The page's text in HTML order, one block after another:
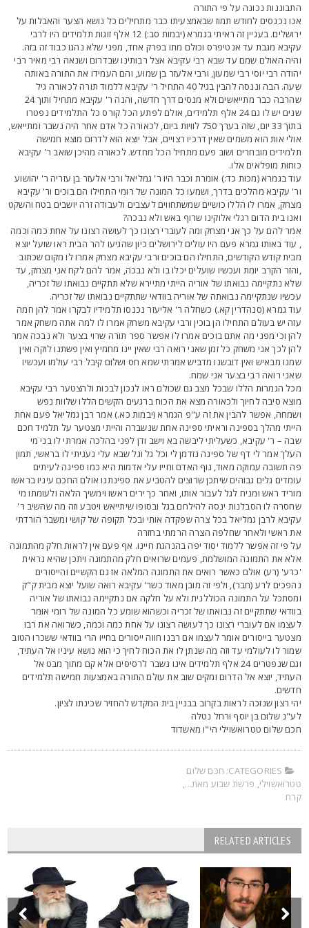
נכונה על פי התורה
נכנסים לחודש תמוז שבאמצעיתו כבר מתחילים כל נושא הצער והאבלות על
ירושלים. בעניין זה ראיתי בגמרא (יבמות סב:) 12 אלף זוגות תלמידים היו לרבי
מגבת עד אנטיפרס וכולם מתו בפרק אחד, מפני שלא נהגו כבוד זה בזה.
האולם שמם עד שבא רבי עקיבא אצל רבותינו שבדרום ושנאה רבי מאיר רבי
רבי יוסי רבי שמעון, ורבי אלעזר בן שמוע, והם העמידו את התורה באותה
שעה. הבה וננסה להבין בגיל 40 התחיל ר' עקיבא ללמוד תורה לכאורה גיל
שהרבה כבר מתייאשים ולא מנסים דרך חדשה, והנה ר' עקיבא מתחיל ותוך 24
שנים יש לו גם 24 אלף תלמידים, אולם לפתע הכל קורס כל התלמידים נפטרו
בתוך 33 יום, שזה בערך 750 לוויות ביום, לכאורה כל אדם אחר היה נשבר ומתייאש,
אות הוא משמים שאין דרכיו רצויים, אבל יוצא הוא לדרום מוצא חמישה
מובחרים ושוב פעם מתחיל הכל מחדש. לכאורה מהיכן שואב ר' עקיבא
מופלאים אלו.
בגמרא (מכות כד:) אומרת וכבר היו ר' גמליאל ורבי אלעזר בן עזריה ר' יהושוע
עקיבא מהלכים בדרך, ושמעו כל המונה של רומי התחילו הם בוכים ור' עקיבא
אמרו לו הללו כושיים שמשתחווים לעצבים ולעבודה זרה יושבים בטח והשקט
בית הדום רגלי אלוקינו שרוף באש ולא נבכה?
להם על כך אני מצחק ומה לעוברי רצונו כך לעושה רצונו על אחת כמה וכמה
עוד באותו גמרא פעם היו עולים לירושלים כיון שהגיעו להר הבית ראו שועל יוצא
קודש הקודשים, התחילו הם בוכים ורבי עקיבא מצחק אמרו לו מקום שכתוב
הקרב יומת ועכשיו שועלים יכלו בו ולא נבכה, אמר להם לקח אני מצחק, עד
נתקיימה נבואתו של אוריה הייתי מתיירא שלא תתקיים נבואתו של זכריה,
שנתקיימה נבואתה של אוריה בוודאי שתתקיים נבואתו של זכריה.
גמרא (סנהדרין קא.) כשחלה ר' אליעזר נכנסו תלמידיו לבקרו אמר להן חמה
יש בעולם התחילו הן בוכין ורבי עקיבא משחק אמרו לו למה אתה משחק אמר
וכי מפני מה אתם בוכים אמרו לו אפשר ספר תורה שרוי בצער ולא נבכה אמר
לכך אני משחק כל זמן שאני רואה רבי שאין יינו מחמיץ ואין פשתנו לוקה ואין
מבאיש ואין דובשנו מדביש אמרתי שמא חס ושלום קיבל רבי עולמו ועכשיו
רואה רבי בצער אני שמח.
הגמרות הללו שבכל מצב גם שכולם ראו לנכון לבכות ולהצטער רבי עקיבא
סיבה לחיוך ולכאורה מצא את הכוח ברגעים הקשים הללו שלוות נפש
אפשר להבין את זה ע"פ הגמרא (יבמות כא.) אמר רבן גמליאל פעם אחת
מהלך בספינה וראיתי ספינה אחת שנשברה והייתי מצטער על תלמיד חכם
– ר' עקיבא, כשעליתי ליבשה בא וישב ודן לפני בהלכה אמרתי לו בני מי
אמר לי דף של ספינה נזדמן לי וכל גל וגל שבא עלי נעניתי לו בראשי, תמון
תשובה עמוקה מאוד, גוף האדם וחייו עלי אדמות היא כמו ספינה לעיתים
גלים גבוהים שיתכן שרוצים להטביע את ספינתנו אולם החכם עיניו בראשו
ראש ומניח לגל לעבור אותו, ואחר כך ירים ראשו וימשיך הלאה ולעומתו מי
לו הסבלנות ינסה להילחם בגל ובסופו שיתייאש ויטבע וזה מה שהשיב ר'
לרבן גמליאל בכל צרה שפקדה אותי ובכל תקופה של קושי ומשבר הורדתי
ראשי ולאחר שחלפה הצרה הרמתי בחזרה
פי זה אפשר ללמוד יסוד יפה בהנהגת חיינו. אף פעם אין לראות חלק מהתמונה
את התמונה המושלמת, פעמים שרואים חלק מהתמונה ויתכן שהיא נראית
(רע) אולם כאשר רואים את התמונה המלאה אז גם הקשיים והייסורים
לרע (חבר), ולפי זה מובן מאוד כשר' עקיבא רואה שועל יוצא מבית ק"ק
על התמונה הכוללנית ולא על חלקה אם נתקיימה נבואתו של אוריה
שתתקיים זה נבואתו של זכריה וכשהוא שומע כל המונה של רומי אומר
אם לעוברי רצונו כך לעושה רצונו על אחת כמה וכמה, כשרואה את רבו
בייסורים אומר לעצמו אם רבנו חווה ייסורים בחייו הרי בוודאי ששכרו הטוב
לו לעולמי עד וזה מה שנתן לו את הכוח לחיך כי הוא נושא עיניו אל העתיד,
וגם שנפטרים 24 אלף תלמידים אינו נשבר לרסיסים אלא קם מתוך מבט אל
יוצא אל הדרום ומקים שוב את עולם התורה באמצעות חמישה תלמידים
רצון שנזכה לראות בקרוב בבניין בית המקדש להחזיר שכינתו לציון.
שלום בן יוסף ורחל נטלה
שלום טטרואשוילי הי"ו מאשדוד
CATEGORIES:
חכם שלום
,פרשת שבוע מאת...,
RELATED ARTICLES